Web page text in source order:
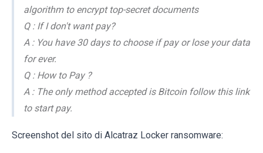
algorithm to encrypt top-secret documents
Q : If I don't want pay?
A : You have 30 days to choose if pay or lose your data
for ever.
Q : How to Pay ?
A : The only method accepted is Bitcoin follow this link
to start pay.
Screenshot del sito di Alcatraz Locker ransomware: